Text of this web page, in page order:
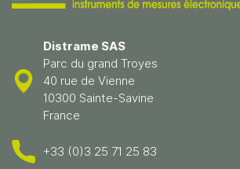
Distrame SAS
Parc du grand Troyes
40 rue de Vienne
10300 Sainte-Savine
France
+33 (0)3 25 71 25 83